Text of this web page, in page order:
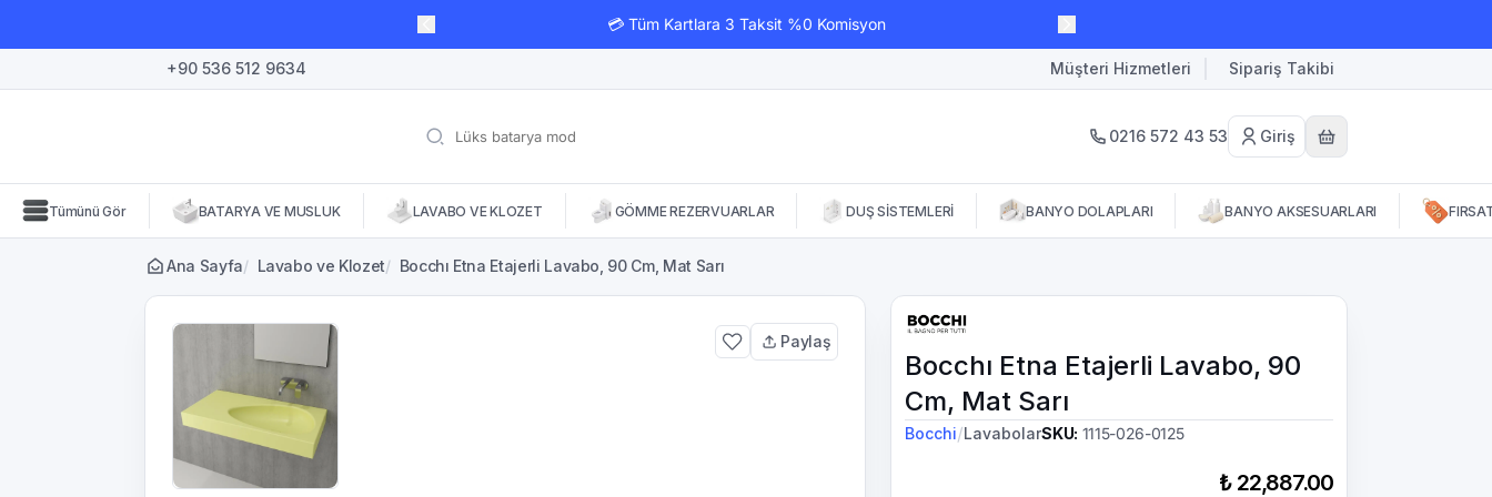
💳 Tüm Kartlara 3 Taksit %0 Komisyon
+90 536 512 9634 Müşteri Hizmetleri Sipariş Takibi
0216 572 43 53 Giriş
Tümünü Gör BATARYA VE MUSLUK LAVABO VE KLOZET GÖMME REZERVUARLAR DUŞ SİSTEMLERİ BANYO DOLAPLARI BANYO AKSESUARLARI
Ana Sayfa/ Lavabo ve Klozet/ Bocchı Etna Etajerli Lavabo, 90 Cm, Mat Sarı
Paylaş
Bocchı Etna Etajerli Lavabo, 90
Cm, Mat Sarı
Bocchi/LavabolarSKU: 1115-026-0125
₺ 22,887.00